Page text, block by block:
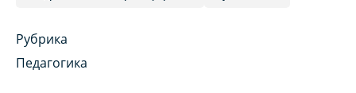
Рубрика
Педагогика